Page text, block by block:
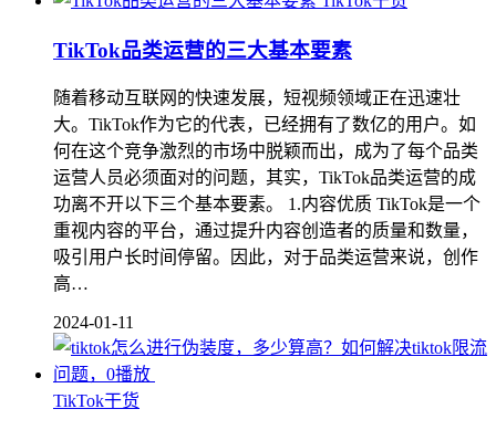
TikTok品类运营的三大基本要素
随着移动互联网的快速发展，短视频领域正在迅速壮
大。TikTok作为它的代表，已经拥有了数亿的用户。如
何在这个竞争激烈的市场中脱颖而出，成为了每个品类
运营人员必须面对的问题，其实，TikTok品类运营的成
功离不开以下三个基本要素。 1.内容优质 TikTok是一个
重视内容的平台，通过提升内容创造者的质量和数量，
吸引用户长时间停留。因此，对于品类运营来说，创作
高…
2024-01-11
TikTok干货